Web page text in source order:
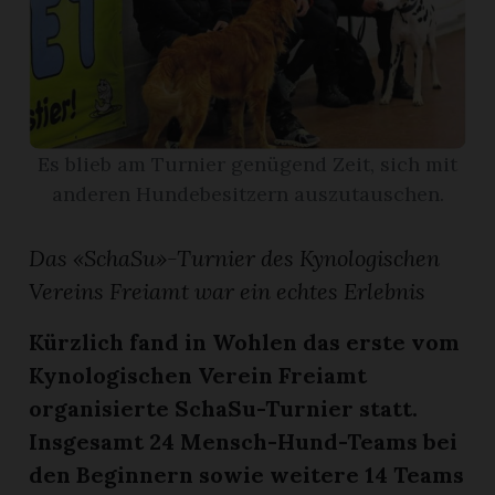
Das «SchaSu»-Turnier des Kynologischen
Vereins Freiamt war ein echtes Erlebnis
Kürzlich fand in Wohlen das erste vom
Kynologischen Verein Freiamt
organisierte SchaSu-Turnier statt.
Insgesamt 24 Mensch-Hund-Teams bei
den Beginnern sowie weitere 14 Teams